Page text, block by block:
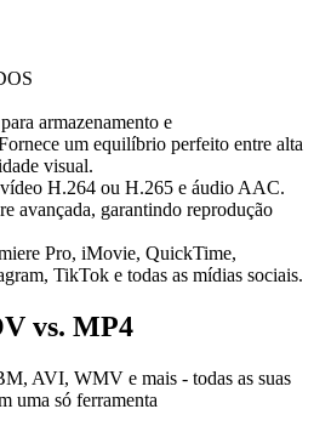
armazenamento e
um equilíbrio perfeito entre alta
visual.
H.264 ou H.265 e áudio AAC.
avançada, garantindo reprodução
Pro, iMovie, QuickTime,
TikTok e todas as mídias sociais.
vs. MP4
AVI, WMV e mais - todas as suas
uma só ferramenta